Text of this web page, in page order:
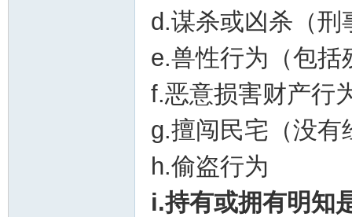
d.谋杀或凶杀（刑
e.兽性行为（包括
f.恶意损害财产行
g.擅闯民宅（没有
h.偷盗行为
i.持有或拥有明知